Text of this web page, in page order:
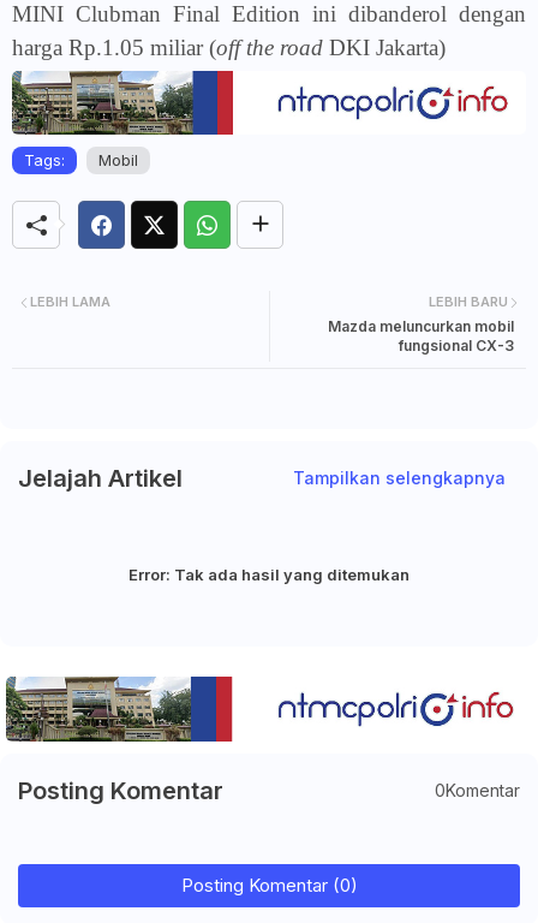
MINI Clubman Final Edition ini dibanderol dengan
harga Rp.1.05 miliar (off the road DKI Jakarta)
Tags: Mobil
LEBIH BARU
Mazda meluncurkan mobil
fungsional CX-3
LEBIH LAMA
Jelajah Artikel Tampilkan selengkapnya
Error: Tak ada hasil yang ditemukan
Posting Komentar 0Komentar
Posting Komentar (0)